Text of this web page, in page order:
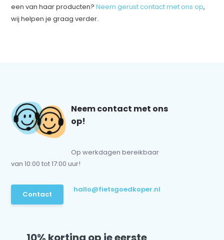
een van haar producten?Neem gerust contact met ons op,
wij helpen je graag verder.
Neem contact met ons
op!
Op werkdagen bereikbaar
van 10:00 tot 17:00 uur!
Contact
hallo@fietsgoedkoper.nl